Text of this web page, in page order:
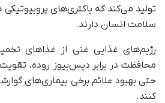
تولید می‌کند که باکتری‌های پروبیوتیکی
سلامت انسان دارند.
رژیم‌های غذایی غنی از غذاهای
محافظت در برابر دیس‌بیوز روده،
کنند.